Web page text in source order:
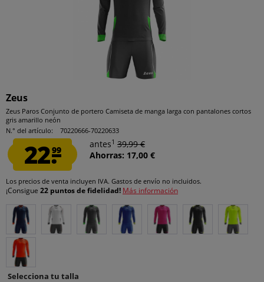
Zeus
Zeus Paros Conjunto de portero Camiseta de manga larga con pantalones cortos
gris amarillo neón
N.° del artículo:
70220666-70220633
22.99
antes1 39,99 €
Ahorras: 17,00 €
Los precios de venta incluyen IVA. Gastos de envío no incluidos.
¡Consigue 22 puntos de fidelidad! Más información
Selecciona tu talla